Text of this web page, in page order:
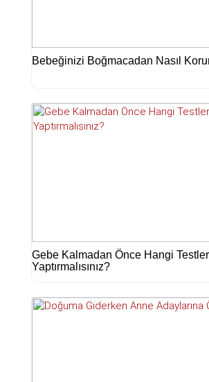
Bebeğinizi Boğmacadan Nasıl
Gebe Kalmadan Önce Hangi
Yaptırmalısınız?